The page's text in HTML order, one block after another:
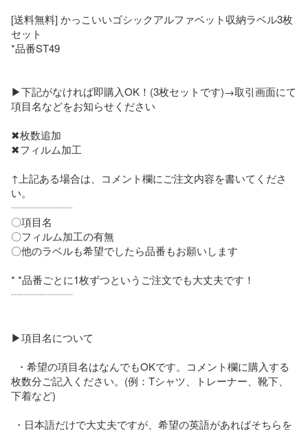
[送料無料] かっこいいゴシックアルファベット収納ラベル3枚
セット
*品番ST49
▶下記がなければ即購入OK！(3枚セットです)→取引画面にて
項目名などをお知らせください
✖枚数追加
✖フィルム加工
↑上記ある場合は、コメント欄にご注文内容を書いてくださ
い。
┈┈┈┈┈┈
〇項目名
〇フィルム加工の有無
〇他のラベルも希望でしたら品番もお願いします
* *品番ごとに1枚ずつというご注文でも大丈夫です！
┈┈┈┈┈┈
▶項目名について
枚数分ご記入ください。(例：Tシャツ、トレーナー、靴下、
下着など)